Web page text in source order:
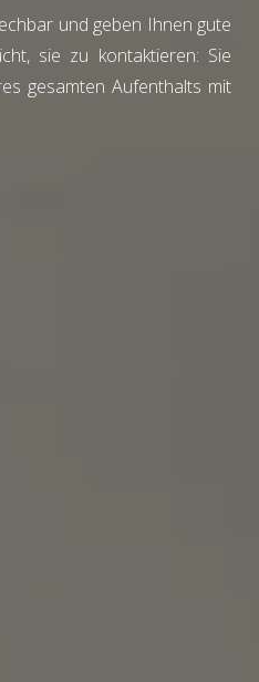
und geben Ihnen gute
sie zu kontaktieren: Sie
gesamten Aufenthalts mit